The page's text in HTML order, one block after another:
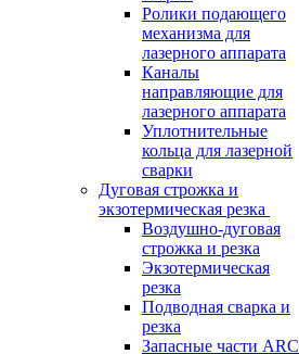
Ролики подающего
механизма для
лазерного аппарата
Каналы
направляющие для
лазерного аппарата
Уплотнительные
кольца для лазерной
сварки
Дуговая строжка и
экзотермическая резка
Воздушно-дуговая
строжка и резка
Экзотермическая
резка
Подводная сварка и
резка
Запасные части ARC